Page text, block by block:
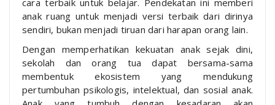
anak ruang untuk menjadi versi terbaik dari dirinya
sendiri, bukan menjadi tiruan dari harapan orang lain.
Dengan memperhatikan kekuatan anak sejak dini,
sekolah dan orang tua dapat bersama-sama
membentuk ekosistem yang mendukung
pertumbuhan psikologis, intelektual, dan sosial anak.